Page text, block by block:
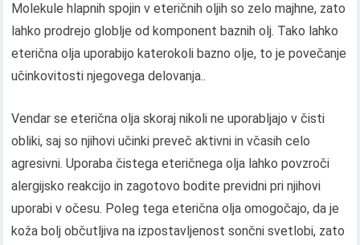
Molekule hlapnih spojin v eteričnih oljih so zelo majhne, ​​zato
lahko prodrejo globlje od komponent baznih olj. Tako lahko
eterična olja uporabijo katerokoli bazno olje, to je povečanje
učinkovitosti njegovega delovanja..
Vendar se eterična olja skoraj nikoli ne uporabljajo v čisti
obliki, saj so njihovi učinki preveč aktivni in včasih celo
agresivni. Uporaba čistega eteričnega olja lahko povzroči
alergijsko reakcijo in zagotovo bodite previdni pri njihovi
uporabi v očesu. Poleg tega eterična olja omogočajo, da je
koža bolj občutljiva na izpostavljenost sončni svetlobi, zato